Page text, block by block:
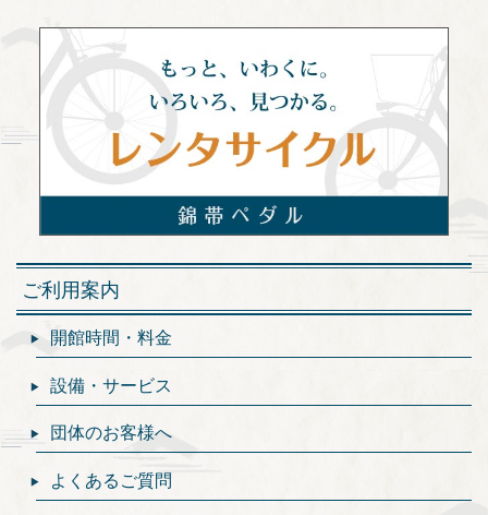
ご利用案内
開館時間・料金
設備・サービス
団体のお客様へ
よくあるご質問